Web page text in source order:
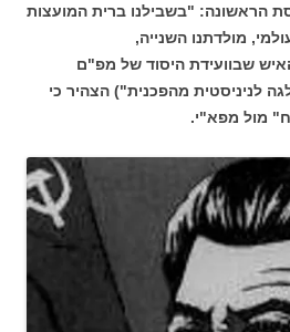
הראשונה: "בשבילנו ברית המועצות
מולדתנו השנייה,
שבוועידת היסוד של מפ"ם
לניניסטית מהפכנית") הצהיר כי
מול מפא"י.